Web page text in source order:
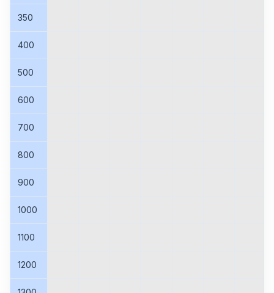
350
400
500
600
700
800
900
1000
1100
1200